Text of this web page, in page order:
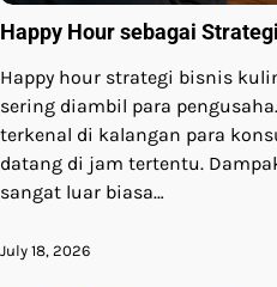
Happy Hour sebagai
Happy hour strategi bisnis
sering diambil para
terkenal di kalangan para
datang di jam tertentu.
sangat luar biasa…
July 18, 2026